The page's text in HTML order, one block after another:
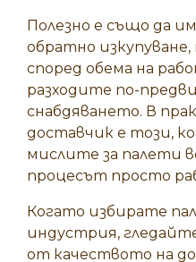
Полезно е също да
обратно изкупуване
според обема на
разходите по-
снабдяването. В
доставчик е този,
мислите за палети
процесът просто
Когато избирате
индустрия,
от качеството на